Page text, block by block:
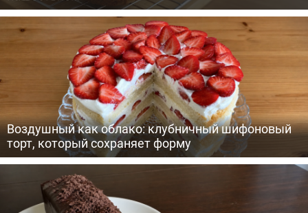
Воздушный как облако: клубничный шифоновый
торт, который сохраняет форму